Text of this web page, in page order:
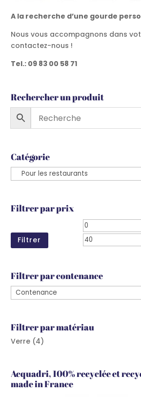
A la recherche d’une gourde
Nous vous accompagnons dans
contactez-nous !
Tel.: 09 83 00 58 71
Rechercher un produit
Catégorie
Filtrer par prix
Prix
min
Filtrer
Filtrer par contenance
Filtrer par matériau
Verre (4)
Acquadri, 100% recyclée et
made in France